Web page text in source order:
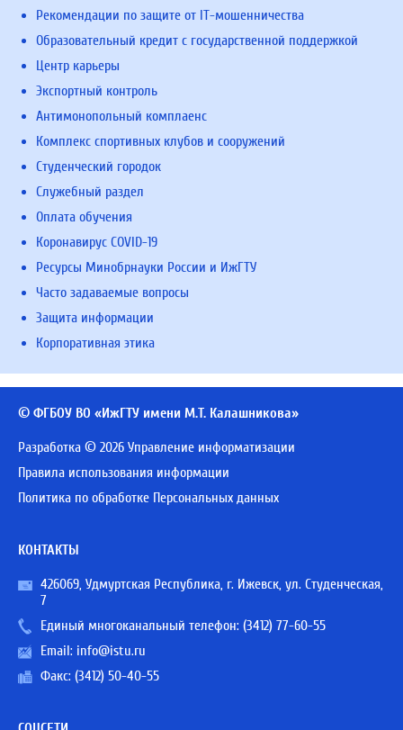
Рекомендации по защите от IT-мошенничества
Образовательный кредит с государственной поддержкой
Центр карьеры
Экспортный контроль
Антимонопольный комплаенс
Комплекс спортивных клубов и сооружений
Студенческий городок
Служебный раздел
Оплата обучения
Коронавирус COVID-19
Ресурсы Минобрнауки России и ИжГТУ
Часто задаваемые вопросы
Защита информации
Корпоративная этика
© ФГБОУ ВО «ИжГТУ имени М.Т. Калашникова»
Разработка © 2026 Управление информатизации
Правила использования информации
Политика по обработке Персональных данных
КОНТАКТЫ
426069, Удмуртская Республика, г. Ижевск, ул. Студенческая,
7
Единый многоканальный телефон: (3412) 77-60-55
Email: info@istu.ru
Факс: (3412) 50-40-55